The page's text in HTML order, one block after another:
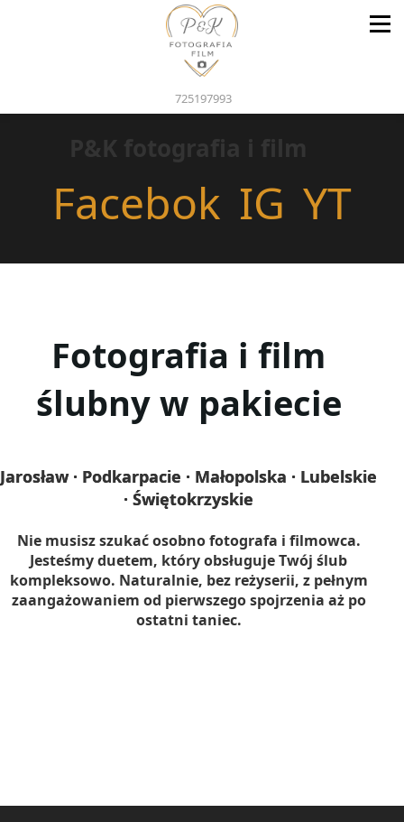
725197993
P&K fotografia i film
Facebok IG YT
Fotografia i film
ślubny w pakiecie
Jarosław · Podkarpacie · Małopolska · Lubelskie
· Świętokrzyskie
Nie musisz szukać osobno fotografa i filmowca.
Jesteśmy duetem, który obsługuje Twój ślub
kompleksowo. Naturalnie, bez reżyserii, z pełnym
zaangażowaniem od pierwszego spojrzenia aż po
ostatni taniec.